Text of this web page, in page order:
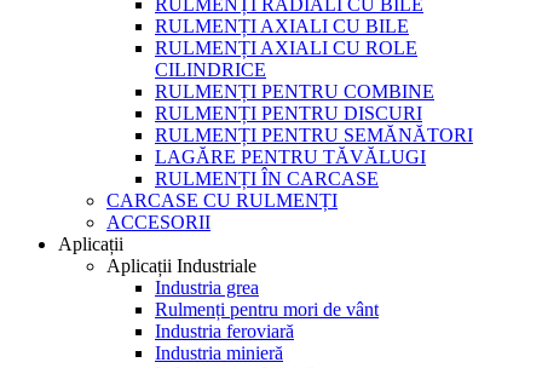
RULMENȚI RADIALI CU BILE
RULMENȚI AXIALI CU BILE
RULMENȚI AXIALI CU ROLE
CILINDRICE
RULMENȚI PENTRU COMBINE
RULMENȚI PENTRU DISCURI
RULMENȚI PENTRU SEMĂNĂTORI
LAGĂRE PENTRU TĂVĂLUGI
RULMENȚI ÎN CARCASE
CARCASE CU RULMENȚI
ACCESORII
Aplicații
Aplicații Industriale
Industria grea
Rulmenți pentru mori de vânt
Industria feroviară
Industria minieră